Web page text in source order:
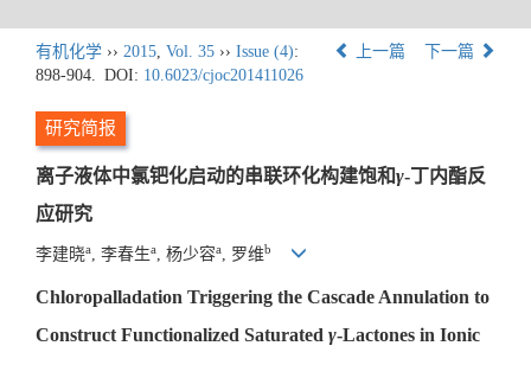
有机化学 ›› 2015, Vol. 35 ›› Issue (4):
898-904. DOI: 10.6023/cjoc201411026
上一篇 下一篇
研究简报
离子液体中氯钯化启动的串联环化构建饱和γ-丁内酯反
应研究
李建晓a , 李春生a , 杨少容a , 罗维b
Chloropalladation Triggering the Cascade Annulation to
Construct Functionalized Saturated γ-Lactones in Ionic